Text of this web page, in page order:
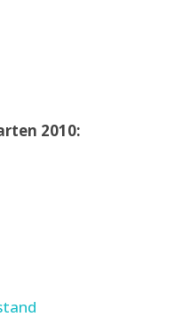
2010: